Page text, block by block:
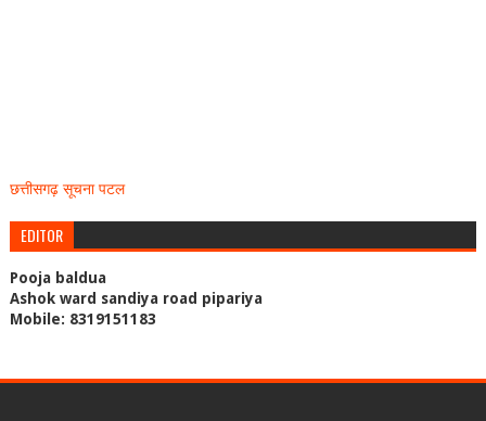
छत्तीसगढ़ सूचना पटल
EDITOR
Pooja baldua
Ashok ward sandiya road pipariya
Mobile: 8319151183